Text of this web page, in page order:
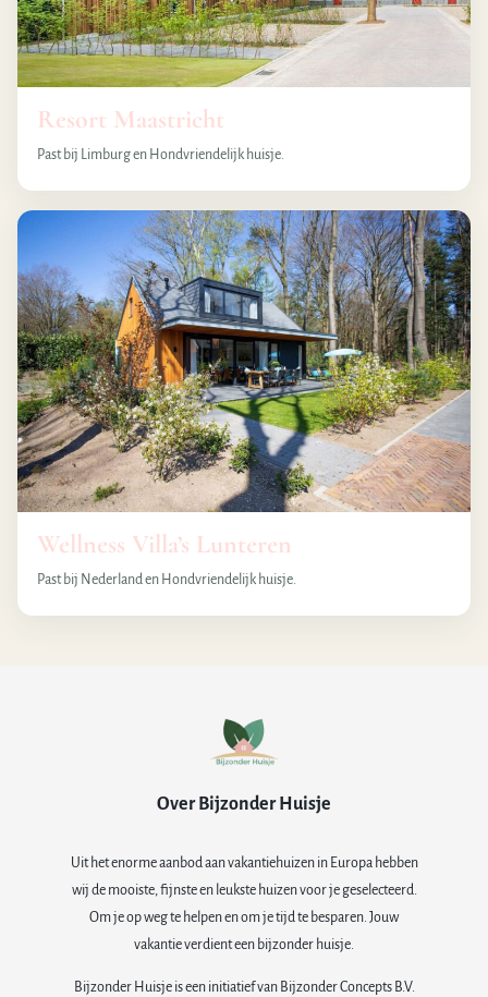
Resort Maastricht
Past bij Limburg en Hondvriendelijk huisje.
Wellness Villa’s Lunteren
Past bij Nederland en Hondvriendelijk huisje.
Over Bijzonder Huisje
Uit het enorme aanbod aan vakantiehuizen in Europa hebben
wij de mooiste, fijnste en leukste huizen voor je geselecteerd.
Om je op weg te helpen en om je tijd te besparen. Jouw
vakantie verdient een bijzonder huisje.
Bijzonder Huisje is een initiatief van Bijzonder Concepts B.V.